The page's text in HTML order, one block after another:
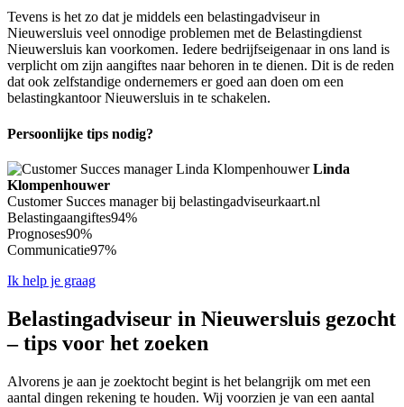
Tevens is het zo dat je middels een belastingadviseur in
Nieuwersluis veel onnodige problemen met de Belastingdienst
Nieuwersluis kan voorkomen. Iedere bedrijfseigenaar in ons land is
verplicht om zijn aangiftes naar behoren in te dienen. Dit is de reden
dat ook zelfstandige ondernemers er goed aan doen om een
belastingkantoor Nieuwersluis in te schakelen.
Persoonlijke tips nodig?
Linda
Klompenhouwer
Customer Succes manager bij belastingadviseurkaart.nl
Belastingaangiftes94%
Prognoses90%
Communicatie97%
Ik help je graag
Belastingadviseur in Nieuwersluis gezocht
– tips voor het zoeken
Alvorens je aan je zoektocht begint is het belangrijk om met een
aantal dingen rekening te houden. Wij voorzien je van een aantal